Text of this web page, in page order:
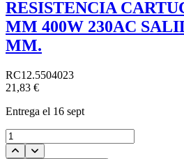
RESISTENCIA
MM 400W 230AC
MM.
RC12.5504023
21,83 €
Entrega el 16 sept